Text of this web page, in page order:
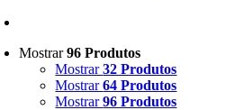
Mostrar96 Produtos
Mostrar32 Produtos
Mostrar64 Produtos
Mostrar96 Produtos